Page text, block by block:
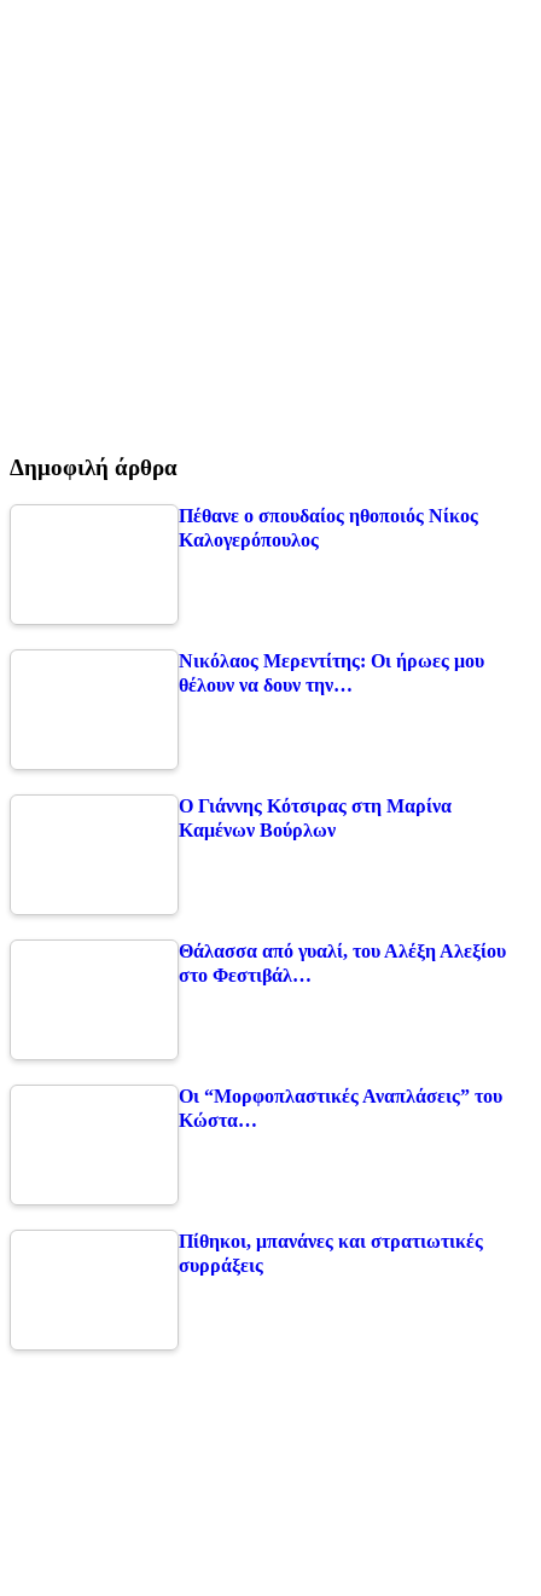
Δημοφιλή άρθρα
Πέθανε ο σπουδαίος ηθοποιός Νίκος
Καλογερόπουλος
Νικόλαος Μερεντίτης: Οι ήρωες μου
θέλουν να δουν την…
Ο Γιάννης Κότσιρας στη Μαρίνα
Καμένων Βούρλων
Θάλασσα από γυαλί, του Αλέξη Αλεξίου
στο Φεστιβάλ…
Οι “Μορφοπλαστικές Αναπλάσεις” του
Κώστα…
Πίθηκοι, μπανάνες και στρατιωτικές
συρράξεις